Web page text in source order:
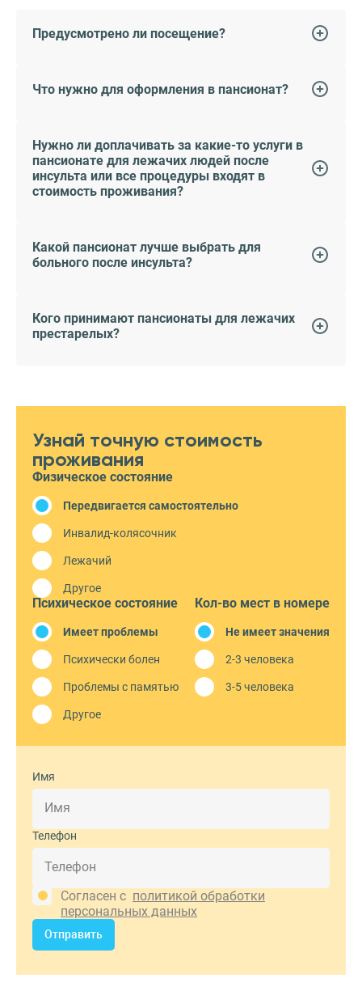
Предусмотрено ли посещение?
Что нужно для оформления в пансионат?
Нужно ли доплачивать за какие-то услуги в
пансионате для лежачих людей после
инсульта или все процедуры входят в
стоимость проживания?
Какой пансионат лучше выбрать для
больного после инсульта?
Кого принимают пансионаты для лежачих
престарелых?
Узнай точную стоимость
проживания
Физическое состояние
Передвигается самостоятельно
Инвалид-колясочник
Лежачий
Другое
Психическое состояние
Имеет проблемы
Психически болен
Проблемы с памятью
Другое
Кол-во мест в номере
Не имеет значения
2-3 человека
3-5 человека
Имя
Телефон
Согласен с политикой обработки
персональных данных
Отправить